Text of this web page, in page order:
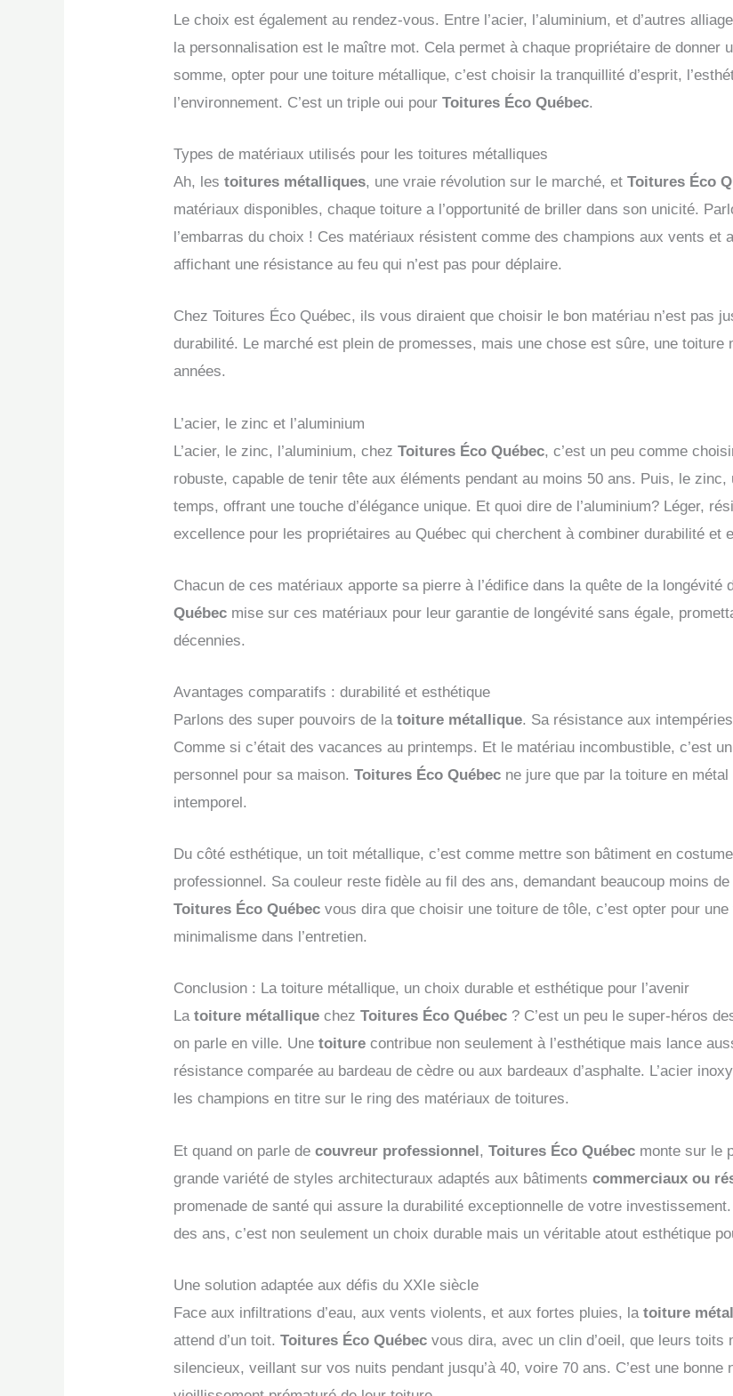
Le choix est également au rendez-vous. Entre l’acier, l’aluminium, et d’autres
la personnalisation est le maître mot. Cela permet à chaque propriétaire de donner
somme, opter pour une toiture métallique, c’est choisir la tranquillité d’esprit,
l’environnement. C’est un triple oui pourToitures Éco Québec.
Types de matériaux utilisés pour les toitures métalliques
Ah, les toitures métalliques, une vraie révolution sur le marché, etToitures Éco
matériaux disponibles, chaque toiture a l’opportunité de briller dans son unicité.
l’embarras du choix ! Ces matériaux résistent comme des champions aux vents et
affichant une résistance au feu qui n’est pas pour déplaire.
Chez Toitures Éco Québec, ils vous diraient que choisir le bon matériau n’est pas
durabilité. Le marché est plein de promesses, mais une chose est sûre, une toiture
années.
L’acier, le zinc et l’aluminium
L’acier, le zinc, l’aluminium, chezToitures Éco Québec, c’est un peu comme
robuste, capable de tenir tête aux éléments pendant au moins 50 ans. Puis, le
temps, offrant une touche d’élégance unique. Et quoi dire de l’aluminium? Léger,
excellence pour les propriétaires au Québec qui cherchent à combiner durabilité et
Chacun de ces matériaux apporte sa pierre à l’édifice dans la quête de la longévité
Québec mise sur ces matériaux pour leur garantie de longévité sans égale,
décennies.
Avantages comparatifs : durabilité et esthétique
Parlons des super pouvoirs de latoiture métallique. Sa résistance aux
Comme si c’était des vacances au printemps. Et le matériau incombustible, c’est
personnel pour sa maison.Toitures Éco Québec ne jure que par la toiture en
intemporel.
Du côté esthétique, un toit métallique, c’est comme mettre son bâtiment en
professionnel. Sa couleur reste fidèle au fil des ans, demandant beaucoup moins de
Toitures Éco Québec vous dira que choisir une toiture de tôle, c’est opter pour
minimalisme dans l’entretien.
Conclusion : La toiture métallique, un choix durable et esthétique pour l’avenir
Latoiture métallique chezToitures Éco Québec ? C’est un peu le super-héros
on parle en ville. Unetoiturecontribue non seulement à l’esthétique mais lance
résistance comparée au bardeau de cèdre ou aux bardeaux d’asphalte. L’acier
les champions en titre sur le ring des matériaux de toitures.
Et quand on parle decouvreur professionnel,Toitures Éco Québec monte sur le
grande variété de styles architecturaux adaptés aux bâtimentscommerciaux ou
promenade de santé qui assure la durabilité exceptionnelle de votre
des ans, c’est non seulement un choix durable mais un véritable atout esthétique
Une solution adaptée aux défis du XXIe siècle
Face aux infiltrations d’eau, aux vents violents, et aux fortes pluies, latoiture
attend d’un toit.Toitures Éco Québec vous dira, avec un clin d’oeil, que leurs
silencieux, veillant sur vos nuits pendant jusqu’à 40, voire 70 ans. C’est une